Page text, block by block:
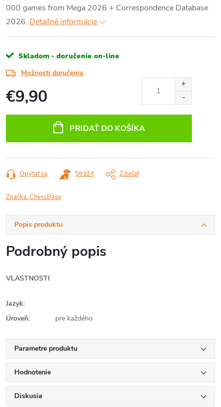
000 games from Mega 2026 + Correspondence Database
2026. Detailné informácie
Skladom - doručenie on-line
Možnosti doručenia
€9,90
PRIDAŤ DO KOŠÍKA
Opýtať sa Strážiť Zdieľať
Značka:ChessBase
Popis produktu
Podrobný popis
VLASTNOSTI
Jazyk:
Úroveň:
pre každého
Parametre produktu
Hodnotenie
Diskusia